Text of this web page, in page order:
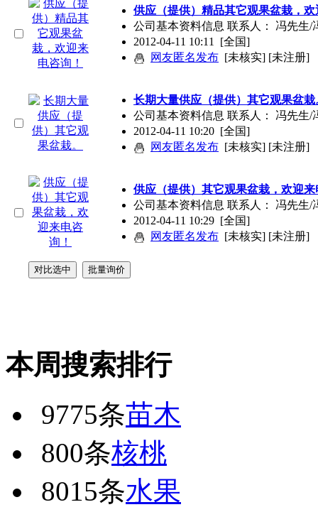
供应（提供）精品其它观果盆栽，
公司基本资料信息 联系人： 冯先生/
2012-04-11 10:11 [全国]
网友匿名发布 [未核实] [未注册]
长期大量供应（提供）其它观果盆栽
公司基本资料信息 联系人： 冯先生/
2012-04-11 10:20 [全国]
网友匿名发布 [未核实] [未注册]
供应（提供）其它观果盆栽，欢迎
公司基本资料信息 联系人： 冯先生/
2012-04-11 10:29 [全国]
网友匿名发布 [未核实] [未注册]
本周搜索排行
9775条苗木
800条核桃
8015条水果